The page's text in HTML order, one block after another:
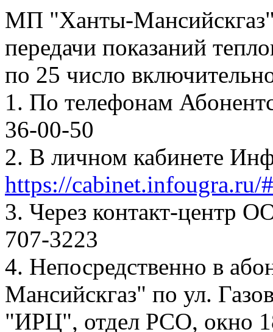
МП "Ханты-Мансийскгаз"
передачи показаний
по 25 число
1. По телефонам
36-00-50
2. В личном кабинете
https://cabinet.infougra.ru/
3. Через контакт-центр
707-3223
4. Непосредственно в
Мансийскгаз" по ул.
"ИРЦ", отдел РСО, окно